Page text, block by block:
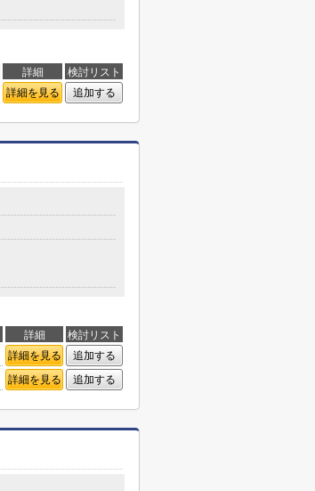
詳細
検討リスト
詳細を見る 追加する
詳細
検討リスト
詳細を見る
追加する
詳細を見る 追加する